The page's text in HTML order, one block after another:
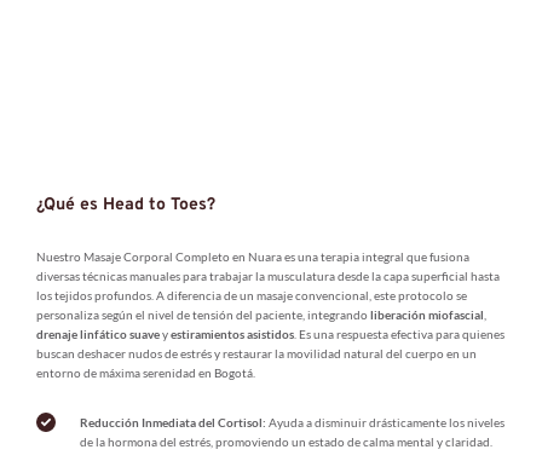
¿Qué es Head to Toes?
Nuestro Masaje Corporal Completo en Nuara es una terapia integral que fusiona
diversas técnicas manuales para trabajar la musculatura desde la capa superficial hasta
los tejidos profundos. A diferencia de un masaje convencional, este protocolo se
personaliza según el nivel de tensión del paciente, integrando liberación miofascial
drenaje linfático suave y estiramientos asistidos . Es una respuesta efectiva para quienes
buscan deshacer nudos de estrés y restaurar la movilidad natural del cuerpo en un
entorno de máxima serenidad en Bogotá.
Reducción Inmediata del Cortisol: Ayuda a disminuir drásticamente los niveles
de la hormona del estrés, promoviendo un estado de calma mental y claridad.